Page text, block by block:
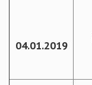
04.01.2019